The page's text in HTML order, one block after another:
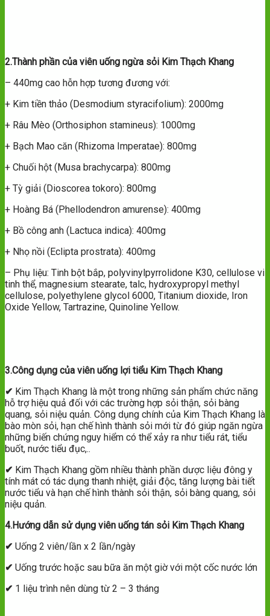
2.Thành phần của viên uống ngừa sỏi Kim Thạch Khang
– 440mg cao hỗn hợp tương đương với:
+ Kim tiền thảo (Desmodium styracifolium): 2000mg
+ Râu Mèo (Orthosiphon stamineus): 1000mg
+ Bạch Mao căn (Rhizoma Imperatae): 800mg
+ Chuối hột (Musa brachycarpa): 800mg
+ Tỳ giải (Dioscorea tokoro): 800mg
+ Hoàng Bá (Phellodendron amurense): 400mg
+ Bồ công anh (Lactuca indica): 400mg
+ Nhọ nồi (Eclipta prostrata): 400mg
– Phụ liệu: Tinh bột bắp, polyvinylpyrrolidone K30, cellulose vi
tinh thể, magnesium stearate, talc, hydroxypropyl methyl
cellulose, polyethylene glycol 6000, Titanium dioxide, Iron
Oxide Yellow, Tartrazine, Quinoline Yellow.
3.Công dụng của viên uống lợi tiểu Kim Thạch Khang
✔ Kim Thạch Khang là một trong những sản phẩm chức năng
hỗ trợ hiệu quả đối với các trường hợp sỏi thận, sỏi bàng
quang, sỏi niệu quản. Công dụng chính của Kim Thạch Khang là
bào mòn sỏi, hạn chế hình thành sỏi mới từ đó giúp ngăn ngừa
những biến chứng nguy hiểm có thể xảy ra như tiểu rát, tiểu
buốt, nước tiểu đục,..
✔ Kim Thạch Khang gồm nhiều thành phần dược liệu đông y
tính mát có tác dụng thanh nhiệt, giải độc, tăng lượng bài tiết
nước tiểu và hạn chế hình thành sỏi thận, sỏi bàng quang, sỏi
niệu quản.
4.Hướng dẫn sử dụng viên uống tán sỏi Kim Thạch Khang
✔ Uống 2 viên/lần x 2 lần/ngày
✔ Uống trước hoặc sau bữa ăn một giờ với một cốc nước lớn
✔ 1 liệu trình nên dùng từ 2 – 3 tháng